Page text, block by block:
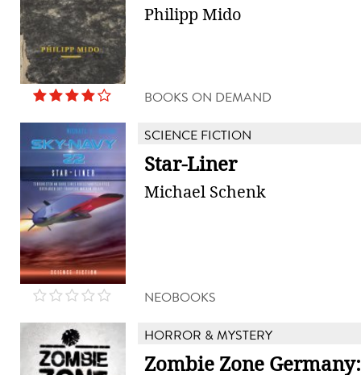
Philipp Mido
BOOKS ON DEMAND
SCIENCE FICTION
Star-Liner
Michael Schenk
NEOBOOKS
HORROR & MYSTERY
Zombie Zone